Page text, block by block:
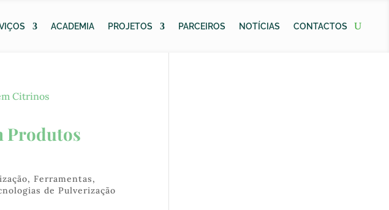
ACADEMIA PROJETOS PARCEIROS NOTÍCIAS CONTACTOS
Produtos
,Ferramentas,
de Pulverização